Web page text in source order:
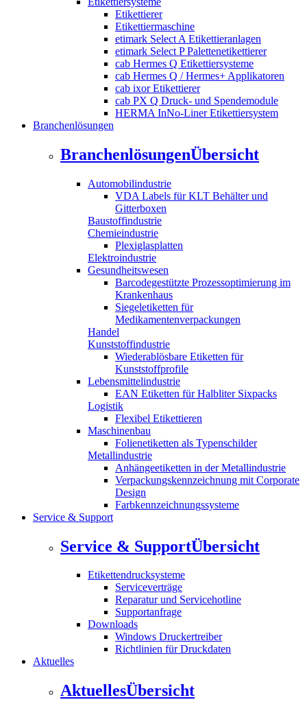
Etikettierer
Etikettiermaschine
etimark Select A Etikettieranlagen
etimark Select P Palettenetikettierer
cab Hermes Q Etikettiersysteme
cab Hermes Q / Hermes+ Applikatoren
cab ixor Etikettierer
cab PX Q Druck- und Spendemodule
HERMA InNo-Liner Etikettiersystem
Branchenlösungen
BranchenlösungenÜbersicht
Automobilindustrie
VDA Labels für KLT Behälter und
Gitterboxen
Baustoffindustrie
Chemieindustrie
Plexiglasplatten
Elektroindustrie
Gesundheitswesen
Barcodegestützte Prozessoptimierung im
Krankenhaus
Siegeletiketten für
Medikamentenverpackungen
Handel
Kunststoffindustrie
Wiederablösbare Etiketten für
Kunststoffprofile
Lebensmittelindustrie
EAN Etiketten für Halbliter Sixpacks
Logistik
Flexibel Etikettieren
Maschinenbau
Folienetiketten als Typenschilder
Metallindustrie
Anhängeetiketten in der Metallindustrie
Verpackungskennzeichnung mit Corporate
Design
Farbkennzeichnungssysteme
Service & Support
Service & SupportÜbersicht
Etikettendrucksysteme
Serviceverträge
Reparatur und Servicehotline
Supportanfrage
Downloads
Windows Druckertreiber
Richtlinien für Druckdaten
Aktuelles
AktuellesÜbersicht